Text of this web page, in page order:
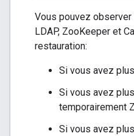
Vous pouvez
LDAP, ZooKeeper et
restauration:
Si vous avez
Si vous avez
temporairement
Si vous avez